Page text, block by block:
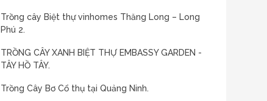
Trồng cây Biệt thự vinhomes Thăng Long – Long
Phú 2.
TRỒNG CÂY XANH BIỆT THỰ EMBASSY GARDEN -
TÂY HỒ TÂY.
Trồng Cây Bơ Cổ thụ tại Quảng Ninh.